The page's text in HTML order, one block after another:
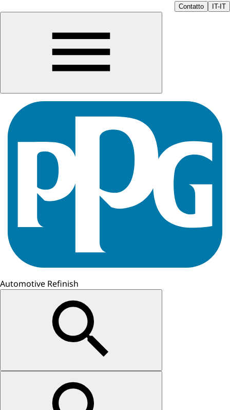
Contatto IT-IT
Automotive Refinish